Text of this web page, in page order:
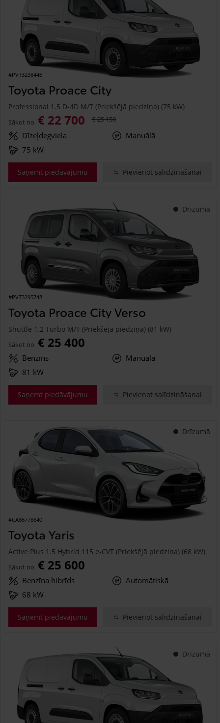
#PVT3238446
Toyota Proace City
Professional 1.5 D-4D M/T (Priekšējā piedziņa) (75 kW)
Sākot no € 22 700 € 25 150
Dīzeļdegviela
Manuālā
75 kW
Saņemt piedāvājumu Pievienot salīdzināšanai
Drīzumā
#PVT3295748
Toyota Proace City Verso
Shuttle 1.2 Turbo M/T (Priekšējā piedziņa) (81 kW)
Sākot no € 25 400
Benzīns
Manuālā
81 kW
Saņemt piedāvājumu Pievienot salīdzināšanai
Drīzumā
#CA86778840
Toyota Yaris
Active Plus 1.5 Hybrid 115 e-CVT (Priekšējā piedziņa) (68 kW)
Sākot no € 25 600
Benzīna hibrīds
Automātiskā
68 kW
Saņemt piedāvājumu Pievienot salīdzināšanai
Drīzumā